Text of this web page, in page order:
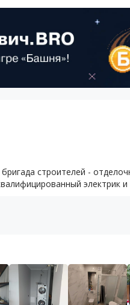
строителей -
электрик и